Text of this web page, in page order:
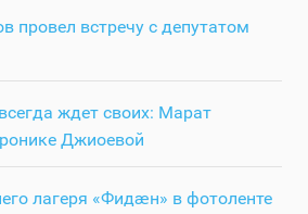
провел встречу с депутатом
ждет своих: Марат
Джиоевой
лагеря «Фидӕн» в фотоленте